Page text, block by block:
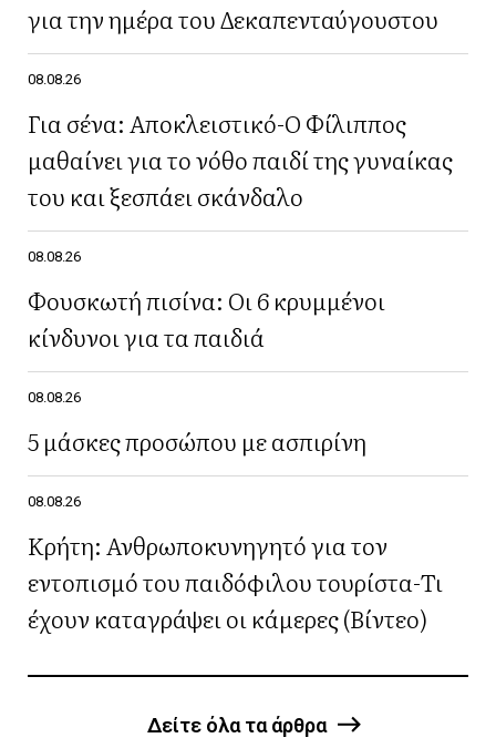
για την ημέρα του Δεκαπενταύγουστου
08.08.26
Για σένα: Αποκλειστικό-Ο Φίλιππος
μαθαίνει για το νόθο παιδί της γυναίκας
του και ξεσπάει σκάνδαλο
08.08.26
Φουσκωτή πισίνα: Οι 6 κρυμμένοι
κίνδυνοι για τα παιδιά
08.08.26
5 μάσκες προσώπου με ασπιρίνη
08.08.26
Κρήτη: Ανθρωποκυνηγητό για τον
εντοπισμό του παιδόφιλου τουρίστα-Τι
έχουν καταγράψει οι κάμερες (Βίντεο)
Δείτε όλα τα άρθρα